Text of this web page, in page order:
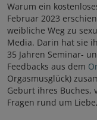
Warum ein
Februar 2023
weibliche Weg zu
Media. Darin hat sie
35 Jahren Seminar-
Feedbacks aus dem
Orgasmusglück)
Geburt ihres Buches,
Fragen rund um